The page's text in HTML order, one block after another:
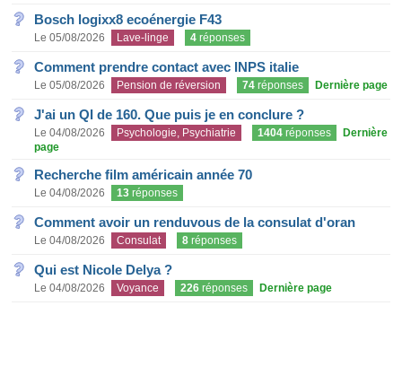
Bosch logixx8 ecoénergie F43
Le 05/08/2026 Lave-linge 4 réponses
Comment prendre contact avec INPS italie
Le 05/08/2026 Pension de réversion 74 réponses Dernière page
J'ai un QI de 160. Que puis je en conclure ?
Le 04/08/2026 Psychologie, Psychiatrie 1404 réponses
Dernière
page
Recherche film américain année 70
Le 04/08/2026 13 réponses
Comment avoir un renduvous de la consulat d'oran
Le 04/08/2026 Consulat 8 réponses
Qui est Nicole Delya ?
Le 04/08/2026 Voyance 226 réponses Dernière page